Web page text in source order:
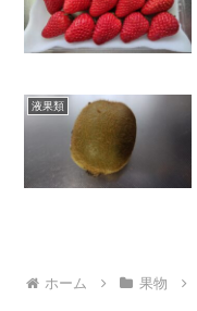
液果類
ホーム 果物